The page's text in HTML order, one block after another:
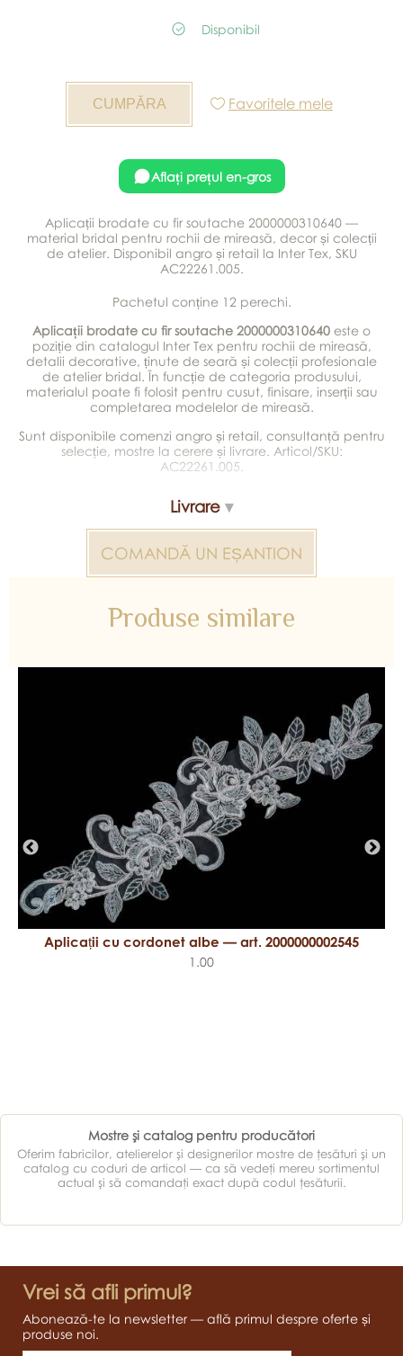
Disponibil
Favoritele mele
Aflați prețul en-gros
Aplicații brodate cu fir soutache 2000000310640 —
material bridal pentru rochii de mireasă, decor și colecții
de atelier. Disponibil angro și retail la Inter Tex, SKU
AC22261.005.
Pachetul conține 12 perechi.
Aplicații brodate cu fir soutache 2000000310640 este o
poziție din catalogul Inter Tex pentru rochii de mireasă,
detalii decorative, ținute de seară și colecții profesionale
de atelier bridal. În funcție de categoria produsului,
materialul poate fi folosit pentru cusut, finisare, inserții sau
completarea modelelor de mireasă.
Sunt disponibile comenzi angro și retail, consultanță pentru
selecție, mostre la cerere și livrare. Articol/SKU:
AC22261.005.
Livrare
COMANDĂ UN EȘANTION
Produse similare
Aplicații cu cordonet albe — art. 2000000002545
1.00
Mostre şi catalog pentru producători
Oferim fabricilor, atelierelor şi designerilor mostre de ţesături şi un
catalog cu coduri de articol — ca să vedeţi mereu sortimentul
actual şi să comandaţi exact după codul ţesăturii.
Vrei să afli primul?
Abonează-te la newsletter — află primul despre oferte și
produse noi.